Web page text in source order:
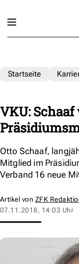
Startseite
VKU:
Otto Schaaf,
Mitglied im
Verband 16 neue
Artikel von ZFK
07.11.2018, 14:03 Uhr